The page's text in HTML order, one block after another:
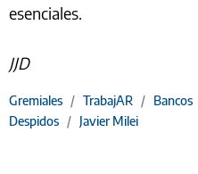
esenciales.
JJD
Gremiales / TrabajAR / Bancos
Despidos / Javier Milei